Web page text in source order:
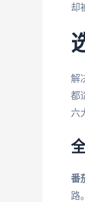
却
解
都
六
番
路